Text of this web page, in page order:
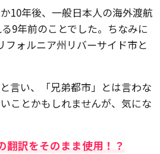
10年後、一般日本人の海外渡航
9年前のことでした。ちなみに
フォルニア州リバーサイド市と
言い、「兄弟都市」とは言わな
ことかもしれませんが、気にな
翻訳をそのまま使用！？